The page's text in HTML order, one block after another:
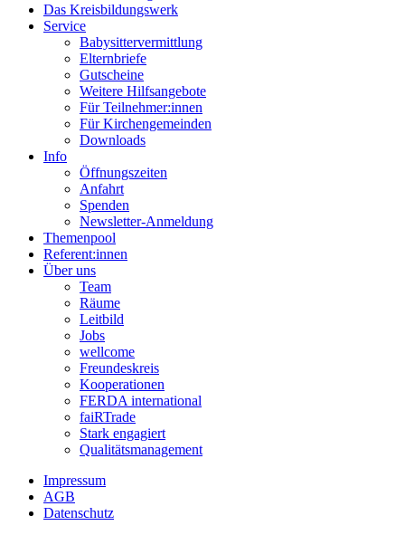
Das Kreisbildungswerk
Service
Babysittervermittlung
Elternbriefe
Gutscheine
Weitere Hilfsangebote
Für Teilnehmer:innen
Für Kirchengemeinden
Downloads
Info
Öffnungszeiten
Anfahrt
Spenden
Newsletter-Anmeldung
Themenpool
Referent:innen
Über uns
Team
Räume
Leitbild
Jobs
wellcome
Freundeskreis
Kooperationen
FERDA international
faiRTrade
Stark engagiert
Qualitätsmanagement
Impressum
AGB
Datenschutz